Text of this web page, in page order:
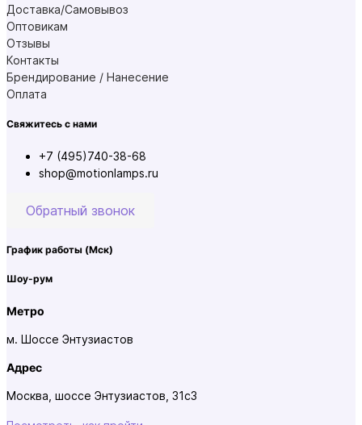
Доставка/Самовывоз
Оптовикам
Отзывы
Контакты
Брендирование / Нанесение
Оплата
Свяжитесь с нами
+7 (495)740-38-68
shop@motionlamps.ru
Обратный звонок
График работы (Мск)
Шоу-рум
Метро
м. Шоссе Энтузиастов
Адрес
Москва, шоссе Энтузиастов, 31с3